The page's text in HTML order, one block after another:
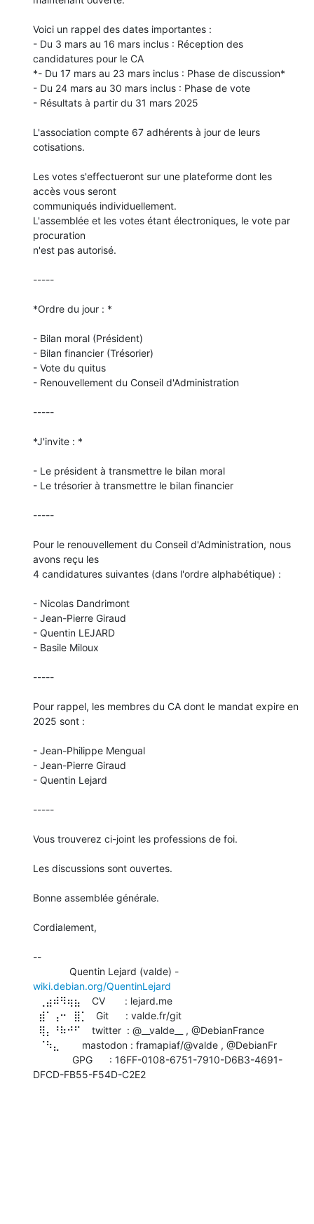
Voici un rappel des dates importantes :
- Du 3 mars au 16 mars inclus : Réception des
candidatures pour le CA
*- Du 17 mars au 23 mars inclus : Phase de discussion*
- Du 24 mars au 30 mars inclus : Phase de vote
- Résultats à partir du 31 mars 2025
L'association compte 67 adhérents à jour de leurs
cotisations.
Les votes s'effectueront sur une plateforme dont les
accès vous seront
communiqués individuellement.
L'assemblée et les votes étant électroniques, le vote par
procuration
n'est pas autorisé.
-----
*Ordre du jour : *
- Bilan moral (Président)
- Bilan financier (Trésorier)
- Vote du quitus
- Renouvellement du Conseil d'Administration
-----
*J'invite : *
- Le président à transmettre le bilan moral
- Le trésorier à transmettre le bilan financier
-----
Pour le renouvellement du Conseil d'Administration, nous
avons reçu les
4 candidatures suivantes (dans l'ordre alphabétique) :
- Nicolas Dandrimont
- Jean-Pierre Giraud
- Quentin LEJARD
- Basile Miloux
-----
Pour rappel, les membres du CA dont le mandat expire en
2025 sont :
- Jean-Philippe Mengual
- Jean-Pierre Giraud
- Quentin Lejard
-----
Vous trouverez ci-joint les professions de foi.
Les discussions sont ouvertes.
Bonne assemblée générale.
Cordialement,
--
wiki.debian.org/QuentinLejard
DFCD-FB55-F54D-C2E2